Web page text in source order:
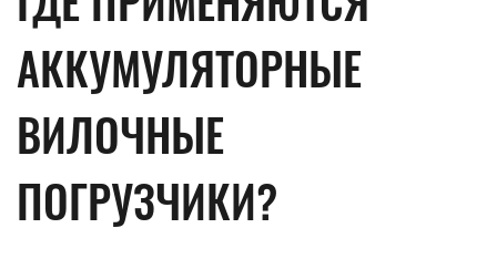
АККУМУЛЯТОРНЫЕ
ВИЛОЧНЫЕ
ПОГРУЗЧИКИ?